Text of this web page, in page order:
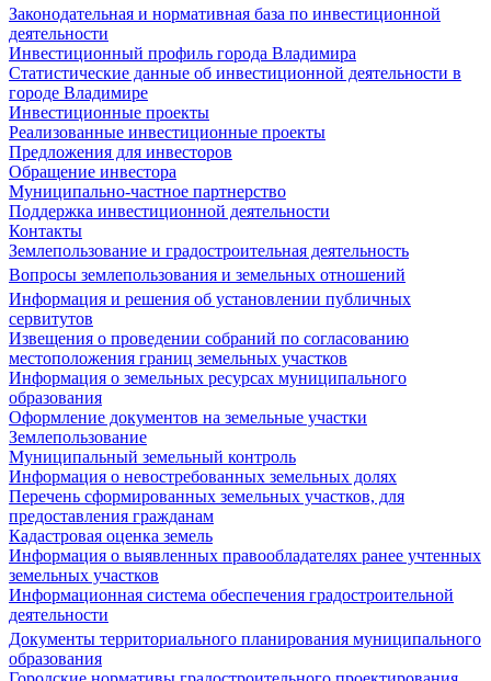
Законодательная и нормативная база по инвестиционной
деятельности
Инвестиционный профиль города Владимира
Статистические данные об инвестиционной деятельности в
городе Владимире
Инвестиционные проекты
Реализованные инвестиционные проекты
Предложения для инвесторов
Обращение инвестора
Муниципально-частное партнерство
Поддержка инвестиционной деятельности
Контакты
Землепользование и градостроительная деятельность
Вопросы землепользования и земельных отношений
Информация и решения об установлении публичных
сервитутов
Извещения о проведении собраний по согласованию
местоположения границ земельных участков
Информация о земельных ресурсах муниципального
образования
Оформление документов на земельные участки
Землепользование
Муниципальный земельный контроль
Информация о невостребованных земельных долях
Перечень сформированных земельных участков, для
предоставления гражданам
Кадастровая оценка земель
Информация о выявленных правообладателях ранее учтенных
земельных участков
Информационная система обеспечения градостроительной
деятельности
Документы территориального планирования муниципального
образования